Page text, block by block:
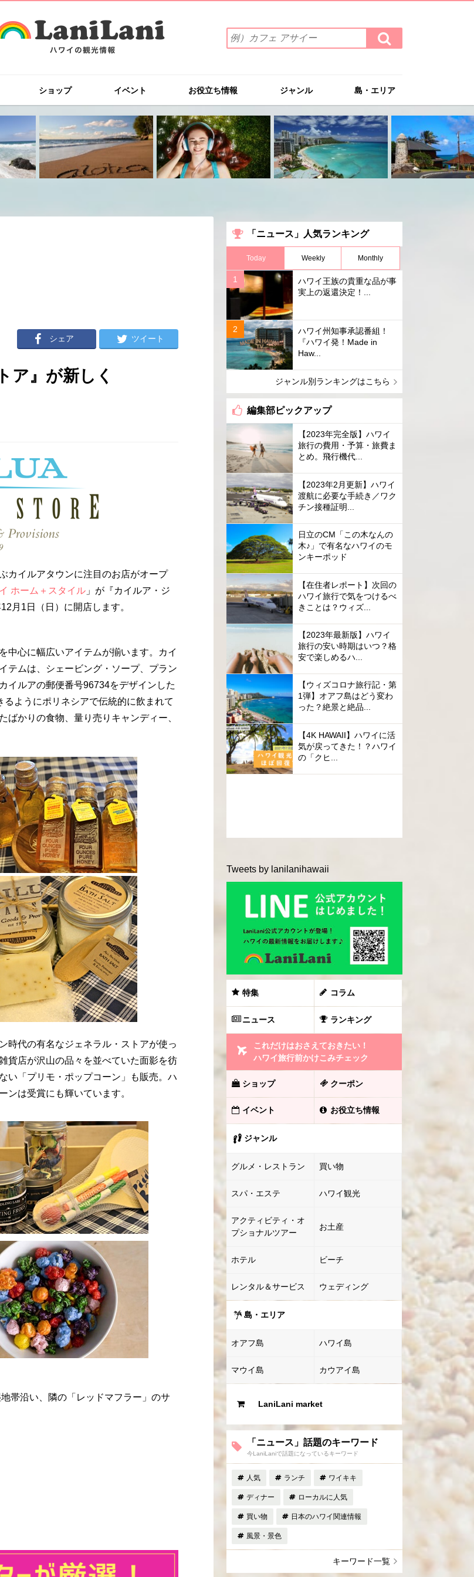
索
ワ
を
入
力
(例）
カ
フ
ェ
イ
ー
検
索
す
ショップ イベント お役立ち情報 ジャンル 島・エリア
シェア ツイート
ア』が新しく
カイルアタウンに注目のお店がオープ
ホーム＋スタイル 」が『カイルア・ジ
月1日（日）に開店します。
中心に幅広いアイテムが揃います。カイ
テムは、シェービング・ソープ、プラン
イルアの郵便番号96734をデザインした
ようにポリネシアで伝統的に飲まれて
ばかりの食物、量り売りキャンディー、
時代の有名なジェネラル・ストアが使っ
貨店が沢山の品々を並べていた面影を彷
い「プリモ・ポップコーン」も販売。ハ
ンは受賞にも輝いています。
帯沿い、隣の「レッドマフラー」のサ
「ニュース」人気ランキング
Today Weekly Monthly
ハワイ王族の貴重な品が事
実上の返還決定！...
ハワイ州知事承認番組！
『ハワイ発！Made in
Haw...
ジャンル別ランキングはこちら
編集部ピックアップ
【2023年完全版】ハワイ
旅行の費用・予算・旅費ま
とめ。飛行機代...
【2023年2月更新】ハワイ
渡航に必要な手続き／ワク
チン接種証明...
日立のCM「この木なんの
木♪」で有名なハワイのモ
ンキーポッド
【在住者レポート】次回の
ハワイ旅行で気をつけるべ
きことは？ウィズ...
【2023年最新版】ハワイ
旅行の安い時期はいつ？格
安で楽しめるハ...
【ウィズコロナ旅行記・第
1弾】オアフ島はどう変わ
った？絶景と絶品...
【4K HAWAII】ハワイに活
気が戻ってきた！？ハワイ
の「クヒ...
Tweets by lanilanihawaii
特集 コラム
ニュース ランキング
これだけはおさえておきたい！
ハワイ旅行前かけこみチェック
ショップ クーポン
イベント お役立ち情報
ジャンル
グルメ・レストラン 買い物
スパ・エステ ハワイ観光
アクティビティ・オ
プショナルツアー
お土産
ホテル ビーチ
レンタル＆サービス ウェディング
島・エリア
オアフ島 ハワイ島
マウイ島 カウアイ島
LaniLani market
「ニュース」話題のキーワード
今LaniLaniで話題になっているキーワード
人気 ランチ ワイキキ
ディナー ローカルに人気
買い物 日本のハワイ関連情報
風景・景色
キーワード一覧